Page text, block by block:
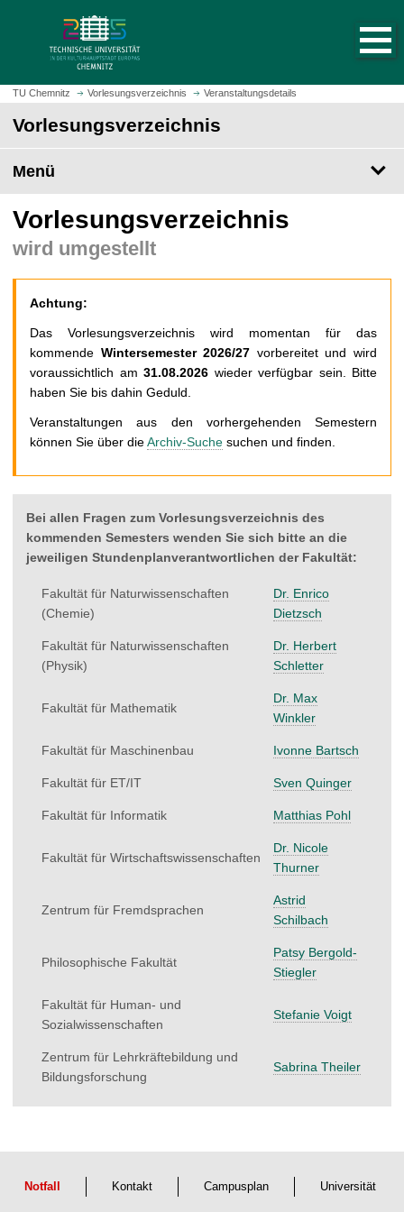
z
m
t
e
i
t
u
f
e
n
TU Chemnitz Vorlesungsverzeichnis Veranstaltungsdetails
Vorlesungsverzeichnis
Menü
Vorlesungsverzeichnis
wird umgestellt
Achtung:
Das Vorlesungsverzeichnis wird momentan für das
kommende Wintersemester 2026/27 vorbereitet und wird
voraussichtlich am 31.08.2026 wieder verfügbar sein. Bitte
haben Sie bis dahin Geduld.
Veranstaltungen aus den vorhergehenden Semestern
können Sie über dieArchiv-Suche suchen und finden.
Bei allen Fragen zum Vorlesungsverzeichnis des
kommenden Semesters wenden Sie sich bitte an die
jeweiligen Stundenplanverantwortlichen der Fakultät:
Fakultät für Naturwissenschaften
(Chemie)
Dr. Enrico
Dietzsch
Fakultät für Naturwissenschaften
(Physik)
Dr. Herbert
Schletter
Fakultät für Mathematik
Dr. Max
Winkler
Fakultät für Maschinenbau Ivonne Bartsch
Fakultät für ET/IT Sven Quinger
Fakultät für Informatik Matthias Pohl
Fakultät für Wirtschaftswissenschaften
Dr. Nicole
Thurner
Zentrum für Fremdsprachen
Astrid
Schilbach
Philosophische Fakultät
Patsy Bergold-
Stiegler
Fakultät für Human- und
Sozialwissenschaften
Stefanie Voigt
Zentrum für Lehrkräftebildung und
Bildungsforschung
Sabrina Theiler
Notfall Kontakt Campusplan Universität